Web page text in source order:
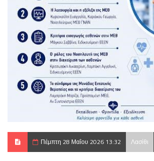
Πέμπτη 28 Μαΐου 2026 13:32 Λασίθι